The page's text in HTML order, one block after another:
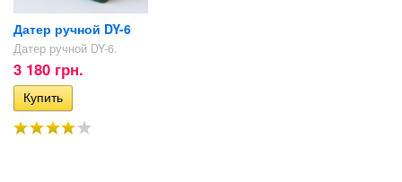
Датер ручной DY-6
Датер ручной DY-6.
3 180 грн.